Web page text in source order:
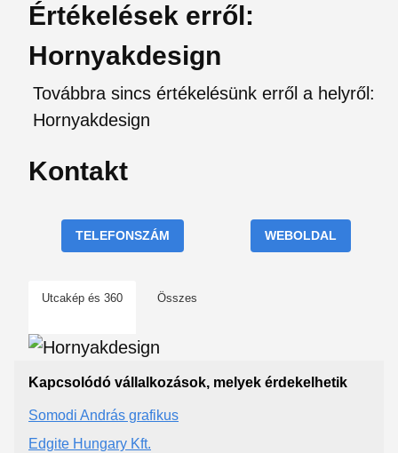
Értékelések erről:
Hornyakdesign
Továbbra sincs értékelésünk erről a helyről:
Hornyakdesign
Kontakt
TELEFONSZÁM WEBOLDAL
Utcakép és 360 Összes
Kapcsolódó vállalkozások, melyek érdekelhetik
Somodi András grafikus
Edgite Hungary Kft.